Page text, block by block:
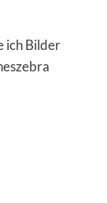
ich Bilder